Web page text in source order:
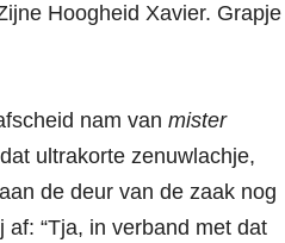
Hoogheid Xavier. Grapje
nam van mister
ultrakorte zenuwlachje,
de deur van de zaak nog
“Tja, in verband met dat